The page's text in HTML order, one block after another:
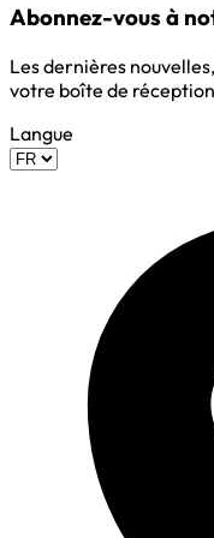
Abonnez-vous à
Les dernières
votre boîte de
Langue